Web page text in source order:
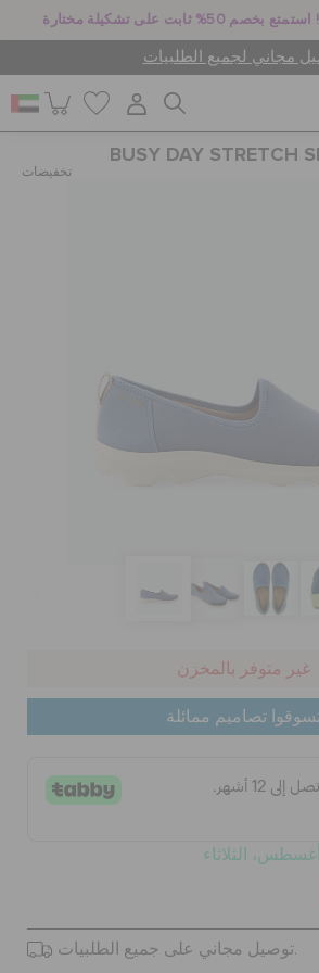
ثابت على تشكيلة مختارة
مجاني لجميع الطلبيات
اشتراك
BUSY DAY STRETCH
تخفيضات
غير متوفر بالمخزن
تصاميم ممائلة
توصيل مجاني على جميع الطلبيات.